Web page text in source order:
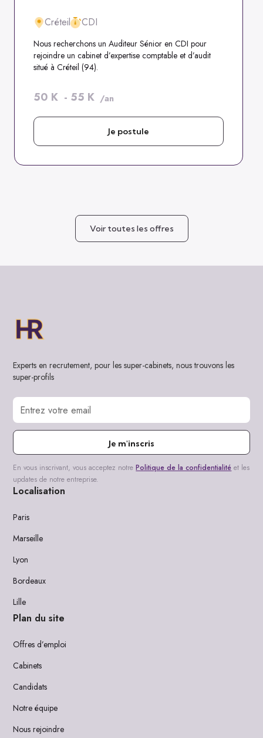
Créteil CDI
Nous recherchons un Auditeur Sénior en CDI pour
rejoindre un cabinet d’expertise comptable et d’audit
situé à Créteil (94).
50 K - 55 K /an
Je postule
Voir toutes les offres
Experts en recrutement, pour les super-cabinets, nous trouvons les
super-profils
Je m'inscris
En vous inscrivant, vous acceptez notrePolitique de la confidentialité et les
updates de notre entreprise.
Localisation
Paris
Marseille
Lyon
Bordeaux
Lille
Plan du site
Offres d’emploi
Cabinets
Candidats
Notre équipe
Nous rejoindre